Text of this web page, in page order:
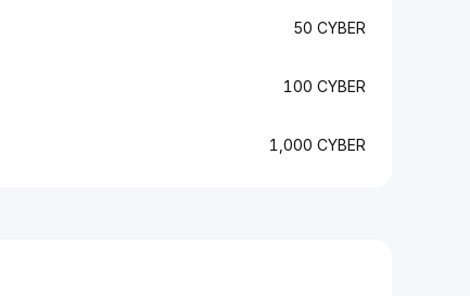
50 CYBER
100 CYBER
1,000 CYBER